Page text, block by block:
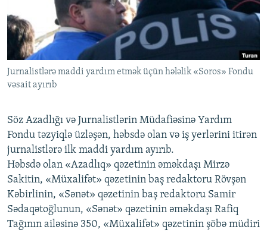
İNFOQRAFIKA
KARIKATURA
AZƏRBAYCAN ƏDƏBIYYATI KITABXANASI
İSLAM VƏ DEMOKRATIYA
İZ - MƏDƏNIYYƏT PROQRAMI
MISSIYAMIZ
PEŞƏ ETIKASI VƏ JURNALISTIKA STANDARTLARIMIZ
MATERIALLARIMIZDAN ISTIFADƏ
AZADLIQRADIOSU MOBIL TELEFONUNUZDA
XƏBƏR BÜLLETENLƏRIMIZ
BIZI IZLƏ
RFE/RL-in bütün saytları
Jurnalistlərə maddi yardım etmək üçün hələlik «Soros» Fondu
vəsait ayırıb
Söz Azadlığı və Jurnalistlərin Müdafiəsinə Yardım
Fondu təzyiqlə üzləşən, həbsdə olan və iş yerlərini itirən
jurnalistlərə ilk maddi yardım ayırıb.
Həbsdə olan «Azadlıq» qəzetinin əməkdaşı Mirzə
Sakitin, «Müxalifət» qəzetinin baş redaktoru Rövşən
Kəbirlinin, «Sənət» qəzetinin baş redaktoru Samir
Sədaqətoğlunun, «Sənət» qəzetinin əməkdaşı Rafiq
Tağının ailəsinə 350, «Müxalifət» qəzetinin şöbə müdiri